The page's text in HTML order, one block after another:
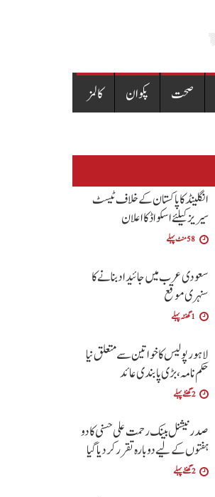
صحت پکوان کالمز
انگلینڈ کا پاکستان کے خلاف ٹیسٹ
سیریز کیلئے اسکواڈ کا اعلان
58 منٹ پہلے
سعودی عرب میں جائیداد بنانے کا
سنہری موقع
1 گھنٹہ پہلے
لاہور پولیس کا خواتین سے متعلق نیا
حکم نامہ ،بڑی پابندی عائد
2 گھنٹے پہلے
صدر نیشنل بینک رحمت علی حسنی کا دو
ہفتوں کے لیے دوبارہ تقرر کر دیا گیا
2 گھنٹے پہلے